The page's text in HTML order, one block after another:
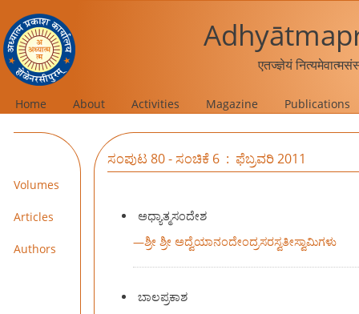
एतज्ज्ञेयं
Home About Activities Magazine Publications
Volumes
Articles
Authors
ಸಂಪುಟ 80 - ಸಂಚಿಕೆ 6 : ಫೆಬ್ರವರಿ 2011
ಅಧ್ಯಾತ್ಮಸಂದೇಶ
—ಶ್ರೀ ಶ್ರೀ ಅದ್ವೆಯಾನಂದೇಂದ್ರಸರಸ್ವತೀಸ್ವಾಮಿಗಳು
ಬಾಲಪ್ರಕಾಶ